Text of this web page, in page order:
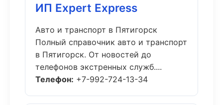
ИП Expert Express
Авто и транспорт в Пятигорск
Полный справочник авто и транспорт
в Пятигорск. От новостей до
телефонов экстренных служб....
Телефон: +7-992-724-13-34